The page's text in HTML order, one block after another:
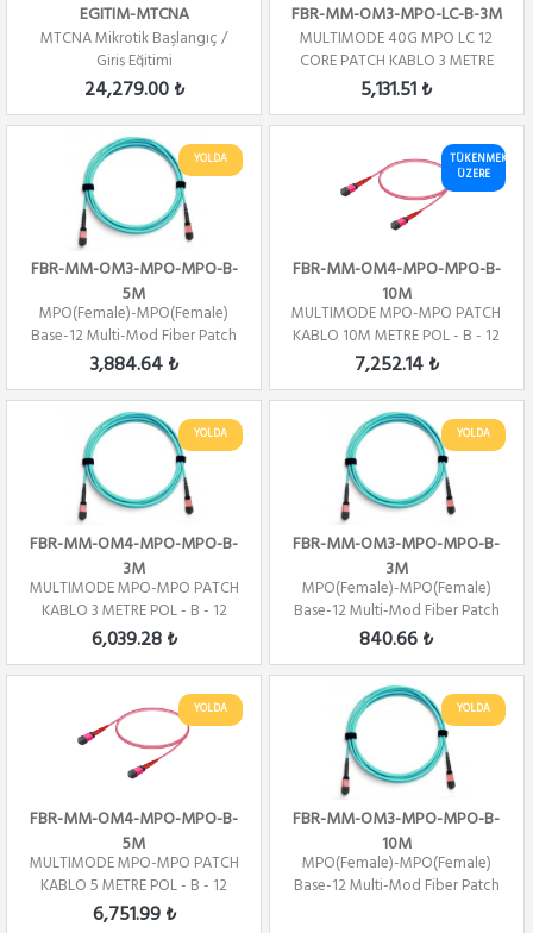
EGITIM-MTCNA
MTCNA Mikrotik Başlangıç /
Giriş Eğitimi
24,279.00 ₺
FBR-MM-OM3-MPO-LC-B-3M
MULTIMODE 40G MPO LC 12
CORE PATCH KABLO 3 METRE
POL - B
5,131.51 ₺
YOLDA
FBR-MM-OM3-MPO-MPO-B-
5M
MPO(Female)-MPO(Female)
Base-12 Multi-Mod Fiber Patch
Cord OM3 Pol...
3,884.64 ₺
TÜKENMEK
ÜZERE
FBR-MM-OM4-MPO-MPO-B-
10M
MULTIMODE MPO-MPO PATCH
KABLO 10M METRE POL - B - 12
CORE
7,252.14 ₺
YOLDA
FBR-MM-OM4-MPO-MPO-B-
3M
MULTIMODE MPO-MPO PATCH
KABLO 3 METRE POL - B - 12
CORE
6,039.28 ₺
YOLDA
FBR-MM-OM3-MPO-MPO-B-
3M
MPO(Female)-MPO(Female)
Base-12 Multi-Mod Fiber Patch
Cord OM3 Pol...
840.66 ₺
YOLDA
FBR-MM-OM4-MPO-MPO-B-
5M
MULTIMODE MPO-MPO PATCH
KABLO 5 METRE POL - B - 12
Core
6,751.99 ₺
YOLDA
FBR-MM-OM3-MPO-MPO-B-
10M
MPO(Female)-MPO(Female)
Base-12 Multi-Mod Fiber Patch